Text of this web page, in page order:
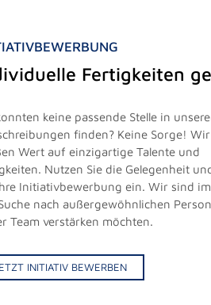
Fertigkeiten
keine passende Stelle in
finden? Keine Sorge!
Wert auf einzigartige Talente und
Nutzen Sie die Gelegenheit
Initiativbewerbung ein. Wir sind
nach außergewöhnlichen
Team verstärken möchten.
INITIATIV BEWERBEN